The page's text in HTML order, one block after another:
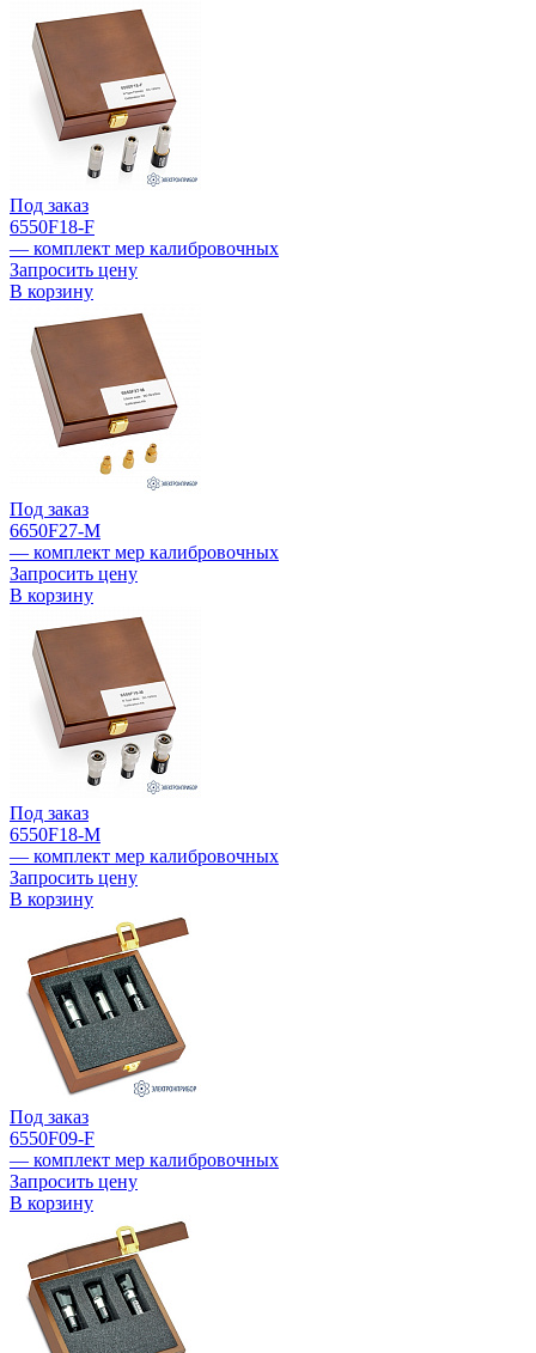
Под заказ
6550F18-F
— комплект мер калибровочных
Запросить цену
В корзину
Под заказ
6650F27-M
— комплект мер калибровочных
Запросить цену
В корзину
Под заказ
6550F18-M
— комплект мер калибровочных
Запросить цену
В корзину
Под заказ
6550F09-F
— комплект мер калибровочных
Запросить цену
В корзину